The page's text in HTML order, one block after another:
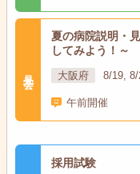
夏の病院説明・
してみよう！～
大阪府 8/19,
午前開催
採用試験